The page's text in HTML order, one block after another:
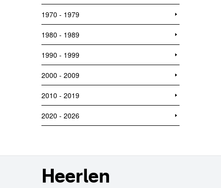
1970 - 1979
1980 - 1989
1990 - 1999
2000 - 2009
2010 - 2019
2020 - 2026
Heerlen